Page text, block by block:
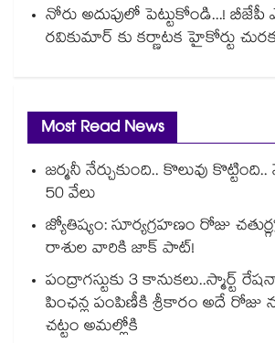
నోరు అదుపులో పెట్టుకోండి...! బీజేపీ
రవికుమార్ కు కర్ణాటక హైకోర్టు
Most Read News
జర్మనీ నేర్చుకుంది.. కొలువు కొట్టింది..
50 వేలు
జ్యోతిష్యం: సూర్యగ్రహణం రోజు
రాశుల వారికి జాక్ పాట్!
పంద్రాగస్టుకు 3 కానుకలు..స్మార్ట్
పింఛన్ల పంపిణీకి శ్రీకారం అదే రోజు
చట్టం అమల్లోకి